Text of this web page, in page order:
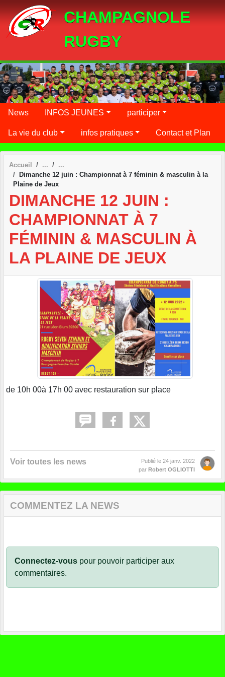
CHAMPAGNOLE
RUGBY
News INFOS JEUNES participer
La vie du club infos pratiques Contact et Plan
Accueil
Dimanche 12 juin : Championnat à 7 féminin & masculin à la
Plaine de Jeux
DIMANCHE 12 JUIN :
CHAMPIONNAT À 7
FÉMININ & MASCULIN À
LA PLAINE DE JEUX
de 10h 00à 17h 00 avec restauration sur place
Voir toutes les news Publié le 24 janv. 2022
par Robert OGLIOTTI
COMMENTEZ LA NEWS
Connectez-vous pour pouvoir participer aux
commentaires.
Panneau de gestion des cookies